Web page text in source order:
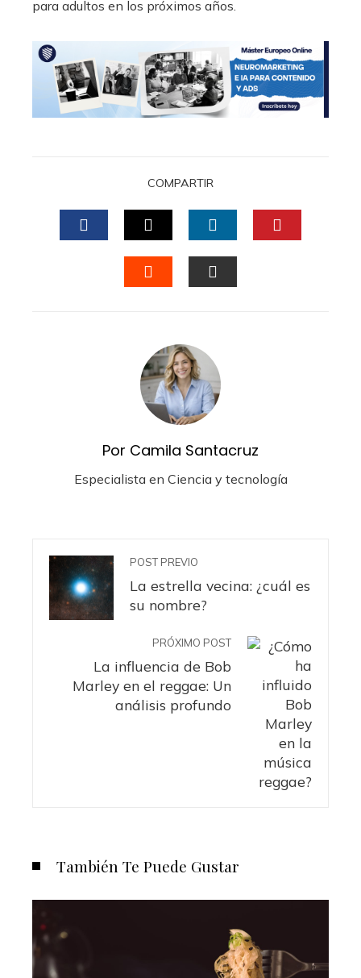
para adultos en los próximos años.
COMPARTIR
FACEBOOKTWITTERLINKEDIN
Por Camila Santacruz
Especialista en Ciencia y tecnología
POST PREVIO
La estrella vecina: ¿cuál es
su nombre?
PRÓXIMO POST
La influencia de Bob
Marley en el reggae: Un
análisis profundo
También Te Puede Gustar